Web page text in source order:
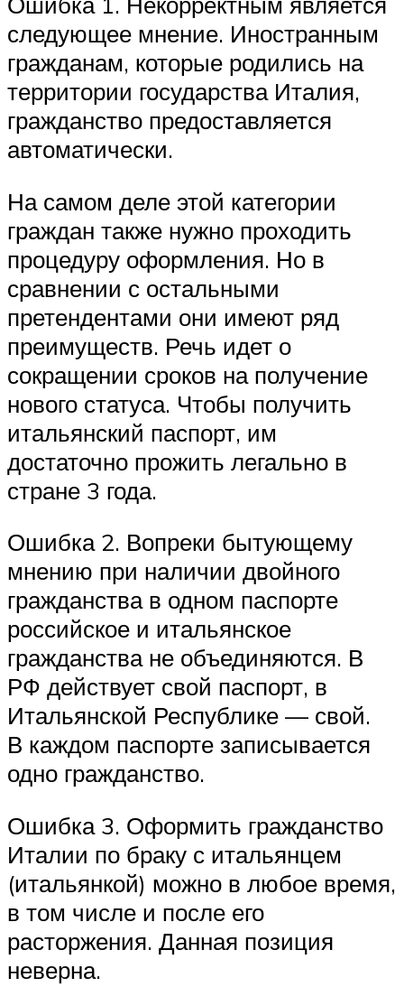
следующее мнение. Иностранным
гражданам, которые родились на
территории государства Италия,
гражданство предоставляется
автоматически.
На самом деле этой категории
граждан также нужно проходить
процедуру оформления. Но в
сравнении с остальными
претендентами они имеют ряд
преимуществ. Речь идет о
сокращении сроков на получение
нового статуса. Чтобы получить
итальянский паспорт, им
достаточно прожить легально в
стране 3 года.
Ошибка 2. Вопреки бытующему
мнению при наличии двойного
гражданства в одном паспорте
российское и итальянское
гражданства не объединяются. В
РФ действует свой паспорт, в
Итальянской Республике — свой.
В каждом паспорте записывается
одно гражданство.
Ошибка 3. Оформить гражданство
Италии по браку с итальянцем
(итальянкой) можно в любое время,
в том числе и после его
расторжения. Данная позиция
неверна.